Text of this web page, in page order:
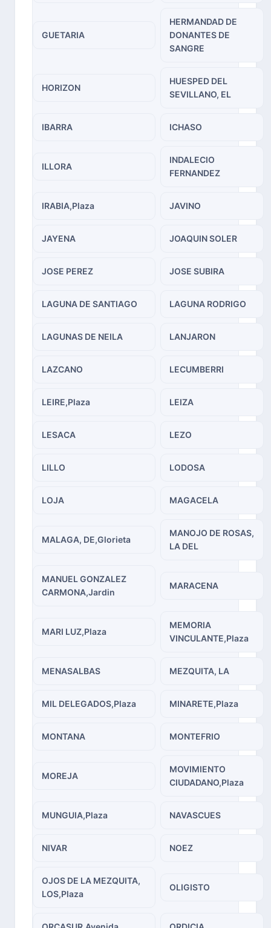
GUETARIA
HERMANDAD DE
DONANTES DE
SANGRE
HORIZON
HUESPED DEL
SEVILLANO, EL
IBARRA ICHASO
ILLORA
INDALECIO
FERNANDEZ
IRABIA,Plaza JAVINO
JAYENA JOAQUIN SOLER
JOSE PEREZ JOSE SUBIRA
LAGUNA DE SANTIAGO LAGUNA RODRIGO
LAGUNAS DE NEILA LANJARON
LAZCANO LECUMBERRI
LEIRE,Plaza LEIZA
LESACA LEZO
LILLO LODOSA
LOJA MAGACELA
MALAGA, DE,Glorieta
MANOJO DE ROSAS,
LA DEL
MANUEL GONZALEZ
CARMONA,Jardin
MARACENA
MARI LUZ,Plaza
MEMORIA
VINCULANTE,Plaza
MENASALBAS MEZQUITA, LA
MIL DELEGADOS,Plaza MINARETE,Plaza
MONTANA MONTEFRIO
MOREJA
MOVIMIENTO
CIUDADANO,Plaza
MUNGUIA,Plaza NAVASCUES
NIVAR NOEZ
OJOS DE LA MEZQUITA,
LOS,Plaza
OLIGISTO